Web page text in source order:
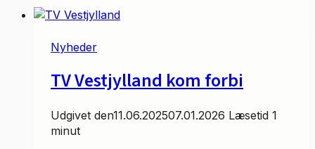
Pukkellaksen
Nyheder
TV Vestjylland kom forbi
Udgivet den11.06.202507.01.2026 Læsetid 1
minut